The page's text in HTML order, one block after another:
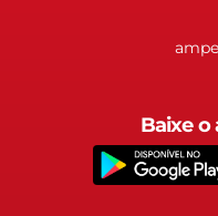
Baixe o